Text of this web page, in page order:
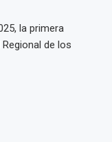
la primera
de los